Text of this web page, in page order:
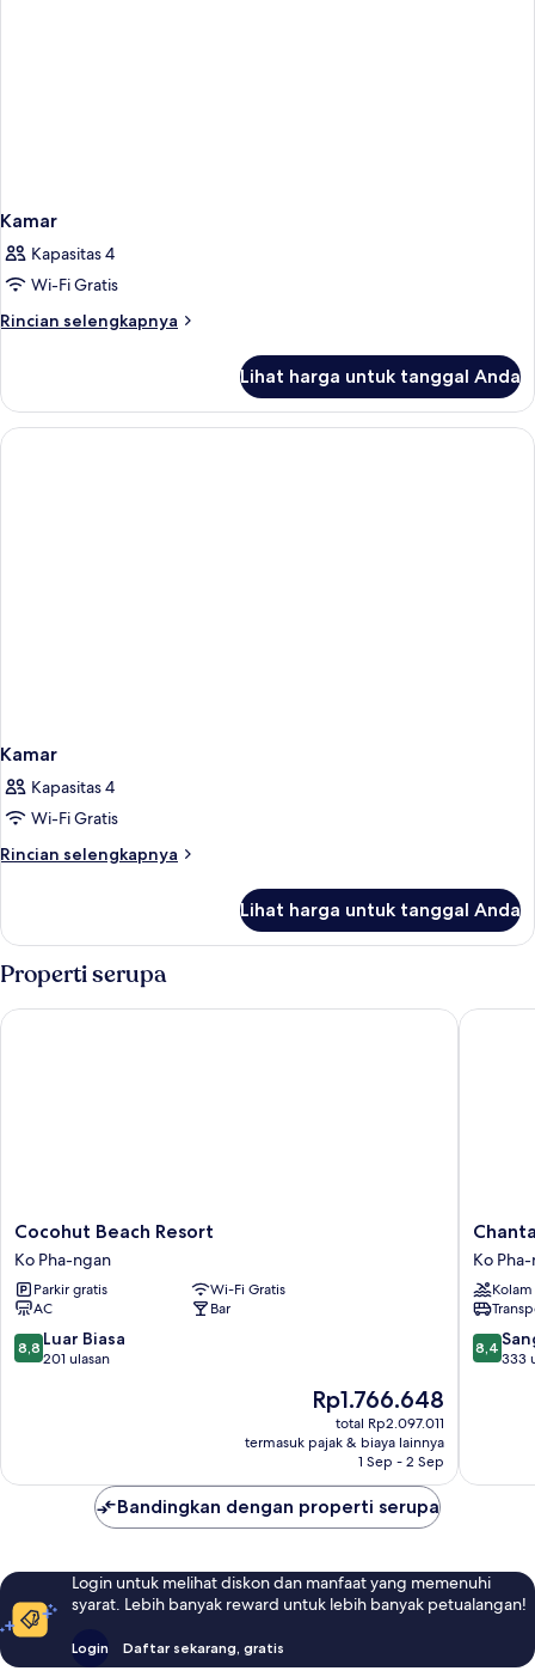
Kamar
Kapasitas 4
Wi-Fi Gratis
Rincian selengkapnya
Rincian
Kamar
Lihat harga untuk tanggal Anda
Kamar
Kapasitas 4
Wi-Fi Gratis
Rincian selengkapnya
Rincian
Kamar
Lihat harga untuk tanggal Anda
Properti serupa
Cocohut
Beach
Resort
Ko
Pha-
ngan
Cocohut Beach Resort
Ko Pha-ngan
Parkir gratis
Wi-Fi Gratis
AC
Bar
8.8
dari
8,8 Luar Biasa
201 ulasan
Harga
sekarang
Rp1.766.648
Rp1.766.648
total Rp2.097.011
termasuk pajak & biaya lainnya
1 Sep - 2 Sep
Cocohut Beach Resort
Resort
Ko
Pha-
ngan
Ko
8.4
dari
8,4
333
Bandingkan dengan properti serupa
Login untuk melihat diskon dan manfaat yang memenuhi
syarat. Lebih banyak reward untuk lebih banyak petualangan!
Login Daftar sekarang, gratis